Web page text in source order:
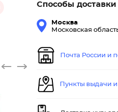
Способы доставки
Москва
Московская
Почта России и
Пункты выдачи и